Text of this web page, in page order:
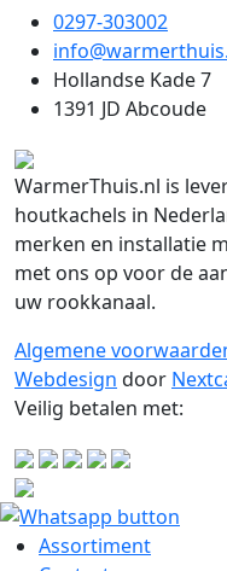
0297-303002
Hollandse Kade 7
1391 JD Abcoude
WarmerThuis.nl is
houtkachels in
merken en installatie
met ons op voor de
uw rookkanaal.
Algemene
Webdesign door
Veilig betalen met:
Assortiment